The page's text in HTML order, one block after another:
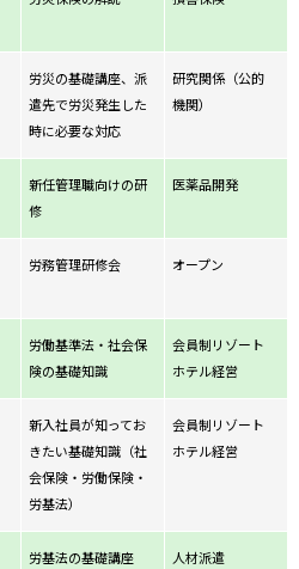
労災の基礎講座、派
遣先で労災発生した
時に必要な対応
研究関係（公的
機関）
新任管理職向けの研
修
医薬品開発
労務管理研修会 オープン
労働基準法・社会保
険の基礎知識
会員制リゾート
ホテル経営
新入社員が知ってお
きたい基礎知識（社
会保険・労働保険・
労基法）
会員制リゾート
ホテル経営
労基法の基礎講座 人材派遣